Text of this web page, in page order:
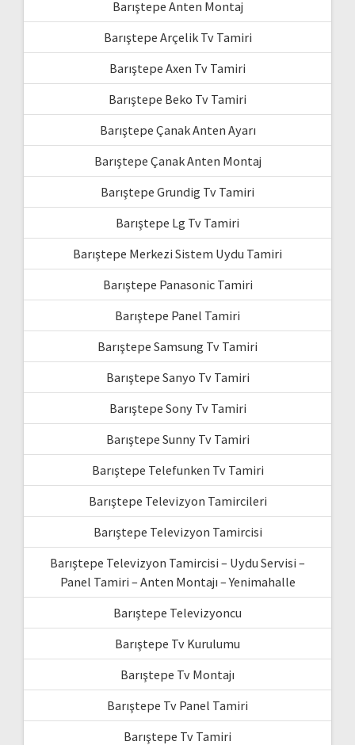
Barıştepe Anten Montaj
Barıştepe Arçelik Tv Tamiri
Barıştepe Axen Tv Tamiri
Barıştepe Beko Tv Tamiri
Barıştepe Çanak Anten Ayarı
Barıştepe Çanak Anten Montaj
Barıştepe Grundig Tv Tamiri
Barıştepe Lg Tv Tamiri
Barıştepe Merkezi Sistem Uydu Tamiri
Barıştepe Panasonic Tamiri
Barıştepe Panel Tamiri
Barıştepe Samsung Tv Tamiri
Barıştepe Sanyo Tv Tamiri
Barıştepe Sony Tv Tamiri
Barıştepe Sunny Tv Tamiri
Barıştepe Telefunken Tv Tamiri
Barıştepe Televizyon Tamircileri
Barıştepe Televizyon Tamircisi
Barıştepe Televizyon Tamircisi – Uydu Servisi –
Panel Tamiri – Anten Montajı – Yenimahalle
Barıştepe Televizyoncu
Barıştepe Tv Kurulumu
Barıştepe Tv Montajı
Barıştepe Tv Panel Tamiri
Barıştepe Tv Tamiri